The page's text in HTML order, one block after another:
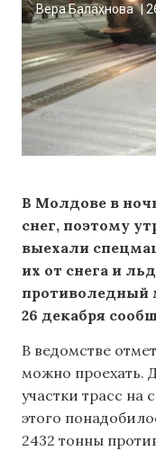
Вера Балахнова |
В Молдове в
снег, поэтому
выехали
их от снега и
противоледный
26 декабря
В ведомстве
можно проехать.
участки трасс на
этого
2432 тонны